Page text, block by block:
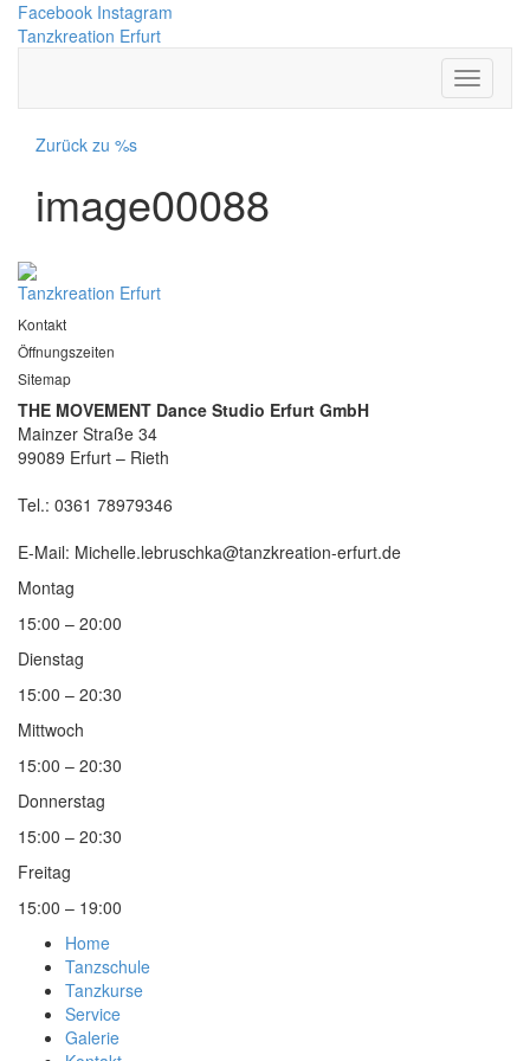
Facebook Instagram
Tanzkreation Erfurt
Zurück zu %s
image00088
Tanzkreation Erfurt
Kontakt
Öffnungszeiten
Sitemap
THE MOVEMENT Dance Studio Erfurt GmbH
Mainzer Straße 34
99089 Erfurt – Rieth
Tel.: 0361 78979346
E-Mail: Michelle.lebruschka@tanzkreation-erfurt.de
Montag
15:00 – 20:00
Dienstag
15:00 – 20:30
Mittwoch
15:00 – 20:30
Donnerstag
15:00 – 20:30
Freitag
15:00 – 19:00
Home
Tanzschule
Tanzkurse
Service
Galerie